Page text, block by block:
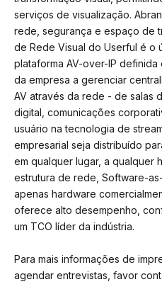
serviços de visualização.
rede, segurança e espaço de
de Rede Visual do Userful é o
plataforma AV-over-IP
da empresa a gerenciar
AV através da rede - de salas
digital, comunicações
usuário na tecnologia de
empresarial seja distribuído
em qualquer lugar, a qualquer
estrutura de rede, Software-
apenas hardware
oferece alto desempenho,
um TCO líder da indústria.
Para mais informações de
agendar entrevistas, favor